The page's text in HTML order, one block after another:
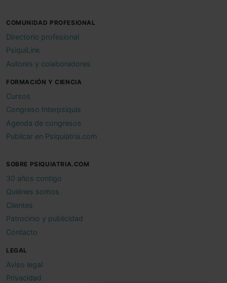
COMUNIDAD PROFESIONAL
Directorio profesional
PsiquiLink
Autores y colaboradores
FORMACIÓN Y CIENCIA
Cursos
Congreso Interpsiquis
Agenda de congresos
Publicar en Psiquiatria.com
SOBRE PSIQUIATRIA.COM
30 años contigo
Quiénes somos
Clientes
Patrocinio y publicidad
Contacto
LEGAL
Aviso legal
Privacidad